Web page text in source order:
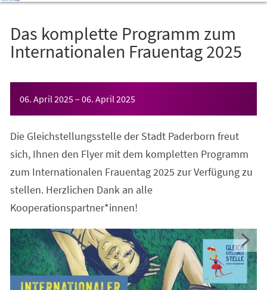
Das komplette Programm zum
Internationalen Frauentag 2025
06. April 2025– 06. April 2025
Die Gleichstellungsstelle der Stadt Paderborn freut
sich, Ihnen den Flyer mit dem kompletten Programm
zum Internationalen Frauentag 2025 zur Verfügung zu
stellen. Herzlichen Dank an alle
Kooperationspartner*innen!